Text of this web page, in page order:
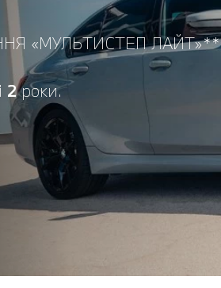
«МУЛЬТИСТЕП ЛАЙТ»**
2роки.